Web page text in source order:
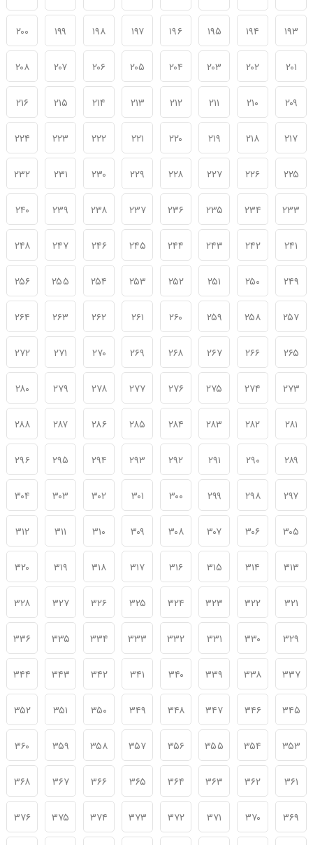
۱۹۳ ۱۹۴ ۱۹۵ ۱۹۶ ۱۹۷ ۱۹۸ ۱۹۹ ۲۰۰
۲۰۱ ۲۰۲ ۲۰۳ ۲۰۴ ۲۰۵ ۲۰۶ ۲۰۷ ۲۰۸
۲۰۹ ۲۱۰ ۲۱۱ ۲۱۲ ۲۱۳ ۲۱۴ ۲۱۵ ۲۱۶
۲۱۷ ۲۱۸ ۲۱۹ ۲۲۰ ۲۲۱ ۲۲۲ ۲۲۳ ۲۲۴
۲۲۵ ۲۲۶ ۲۲۷ ۲۲۸ ۲۲۹ ۲۳۰ ۲۳۱ ۲۳۲
۲۳۳ ۲۳۴ ۲۳۵ ۲۳۶ ۲۳۷ ۲۳۸ ۲۳۹ ۲۴۰
۲۴۱ ۲۴۲ ۲۴۳ ۲۴۴ ۲۴۵ ۲۴۶ ۲۴۷ ۲۴۸
۲۴۹ ۲۵۰ ۲۵۱ ۲۵۲ ۲۵۳ ۲۵۴ ۲۵۵ ۲۵۶
۲۵۷ ۲۵۸ ۲۵۹ ۲۶۰ ۲۶۱ ۲۶۲ ۲۶۳ ۲۶۴
۲۶۵ ۲۶۶ ۲۶۷ ۲۶۸ ۲۶۹ ۲۷۰ ۲۷۱ ۲۷۲
۲۷۳ ۲۷۴ ۲۷۵ ۲۷۶ ۲۷۷ ۲۷۸ ۲۷۹ ۲۸۰
۲۸۱ ۲۸۲ ۲۸۳ ۲۸۴ ۲۸۵ ۲۸۶ ۲۸۷ ۲۸۸
۲۸۹ ۲۹۰ ۲۹۱ ۲۹۲ ۲۹۳ ۲۹۴ ۲۹۵ ۲۹۶
۲۹۷ ۲۹۸ ۲۹۹ ۳۰۰ ۳۰۱ ۳۰۲ ۳۰۳ ۳۰۴
۳۰۵ ۳۰۶ ۳۰۷ ۳۰۸ ۳۰۹ ۳۱۰ ۳۱۱ ۳۱۲
۳۱۳ ۳۱۴ ۳۱۵ ۳۱۶ ۳۱۷ ۳۱۸ ۳۱۹ ۳۲۰
۳۲۱ ۳۲۲ ۳۲۳ ۳۲۴ ۳۲۵ ۳۲۶ ۳۲۷ ۳۲۸
۳۲۹ ۳۳۰ ۳۳۱ ۳۳۲ ۳۳۳ ۳۳۴ ۳۳۵ ۳۳۶
۳۳۷ ۳۳۸ ۳۳۹ ۳۴۰ ۳۴۱ ۳۴۲ ۳۴۳ ۳۴۴
۳۴۵ ۳۴۶ ۳۴۷ ۳۴۸ ۳۴۹ ۳۵۰ ۳۵۱ ۳۵۲
۳۵۳ ۳۵۴ ۳۵۵ ۳۵۶ ۳۵۷ ۳۵۸ ۳۵۹ ۳۶۰
۳۶۱ ۳۶۲ ۳۶۳ ۳۶۴ ۳۶۵ ۳۶۶ ۳۶۷ ۳۶۸
۳۶۹ ۳۷۰ ۳۷۱ ۳۷۲ ۳۷۳ ۳۷۴ ۳۷۵ ۳۷۶